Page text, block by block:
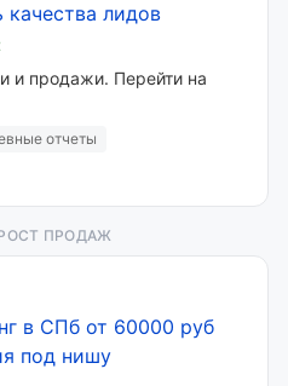
качества лидов
и продажи. Перейти на
отчеты
РОСТ ПРОДАЖ
в СПб от 60000 руб
под нишу